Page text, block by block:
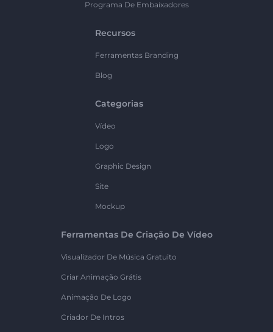
Programa De Embaixadores
Recursos
Ferramentas Branding
Blog
Categorias
Vídeo
Logo
Graphic Design
Site
Mockup
Ferramentas De Criação De Vídeo
Visualizador De Música Gratuito
Criar Animação Grátis
Animação De Logo
Criador De Intros